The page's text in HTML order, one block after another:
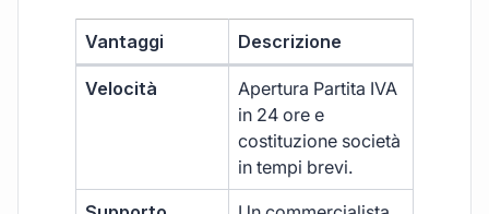
Vantaggi Descrizione
Velocità
Apertura Partita IVA
in 24 ore e
costituzione società
in tempi brevi.